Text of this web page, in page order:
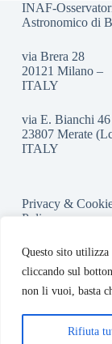
Questo sito
cliccando sul
non li vuoi, basta
Rifiuta
INAF-
Astronomico di
via Brera 28
20121 Milano –
ITALY
via E. Bianchi 46
23807 Merate
ITALY
Privacy &
Policy
Accessibilità